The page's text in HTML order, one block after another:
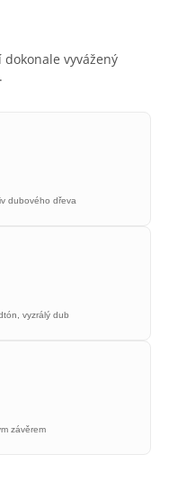
dokonale vyvážený
dubového dřeva
vyzrálý dub
závěrem